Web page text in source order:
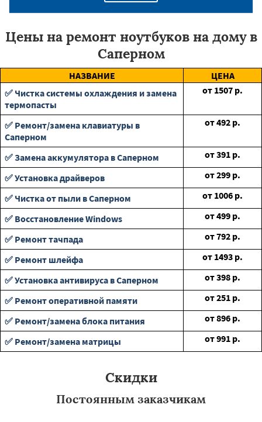
Цены на ремонт ноутбуков на дому в
Саперном
НАЗВАНИЕ
ЦЕНА
✅ Чистка системы охлаждения и замена
термопасты
от 1507 р.
✅ Ремонт/замена клавиатуры в
Саперном
от492 р.
✅ Замена аккумулятора в Саперном от391 р.
✅ Установка драйверов
от299 р.
✅ Чистка от пыли в Саперном
от 1006 р.
✅ Восстановление Windows
от499 р.
✅ Ремонт тачпада
от792 р.
✅ Ремонт шлейфа
от 1493 р.
✅ Установка антивируса в Саперном
от398 р.
✅ Ремонт оперативной памяти
от251 р.
✅ Ремонт/замена блока питания
от896 р.
✅ Ремонт/замена матрицы
от991 р.
Скидки
Постоянным заказчикам